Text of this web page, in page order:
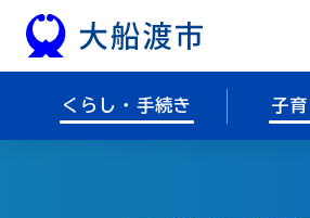
本文へスキップ
くらし・手続き 子